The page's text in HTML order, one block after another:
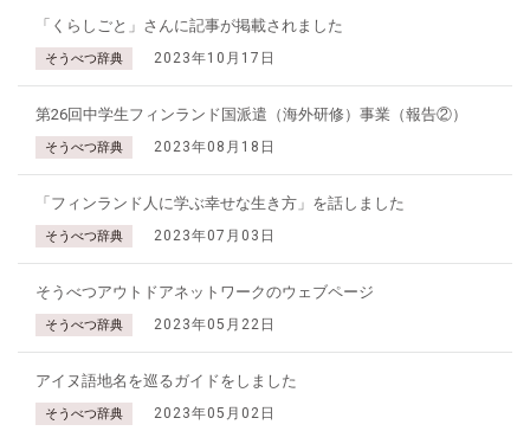
「くらしごと」さんに記事が掲載されました
そうべつ辞典 2023年10月17日
第26回中学生フィンランド国派遣（海外研修）事業（報告②）
そうべつ辞典 2023年08月18日
「フィンランド人に学ぶ幸せな生き方」を話しました
そうべつ辞典 2023年07月03日
そうべつアウトドアネットワークのウェブページ
そうべつ辞典 2023年05月22日
アイヌ語地名を巡るガイドをしました
そうべつ辞典 2023年05月02日